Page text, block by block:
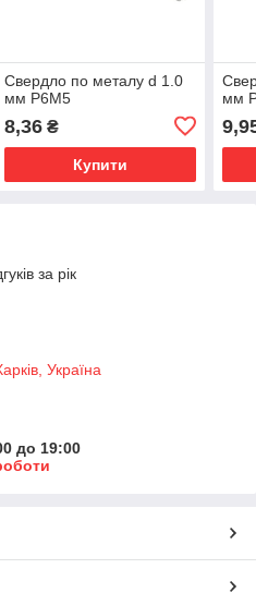
Свердло по металу d 1.0
мм Р6М5
8,36₴
Купити
мм
за рік
Україна
до 19:00